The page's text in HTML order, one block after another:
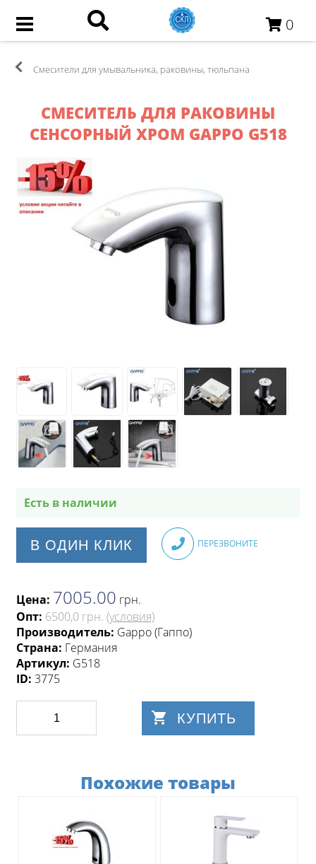
0
Смесители для умывальника, раковины, тюльпана
СМЕСИТЕЛЬ ДЛЯ РАКОВИНЫ
СЕНСОРНЫЙ ХРОМ GAPPO G518
Есть в наличии
В ОДИН КЛИК ПЕРЕЗВОНИТЕ
Цена: 7005.00 грн.
Опт: 6500,0 грн. (условия)
Производитель: Gappo (Гаппо)
Страна: Германия
Артикул: G518
ID: 3775
КУПИТЬ
Похожие товары